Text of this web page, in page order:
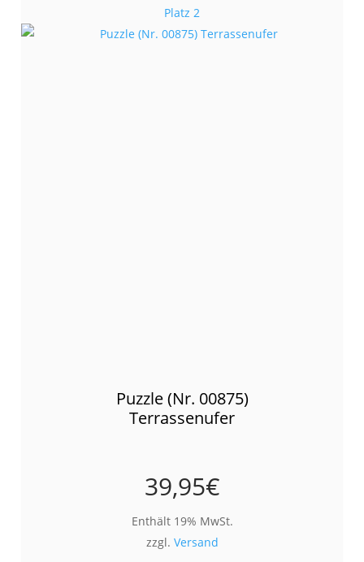
Platz 2
Puzzle (Nr. 00875)
Terrassenufer
39,95€
Enthält 19% MwSt.
zzgl. Versand